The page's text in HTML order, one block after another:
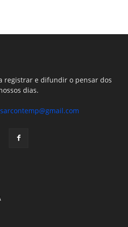
registrar e difundir o pensar dos
dias.